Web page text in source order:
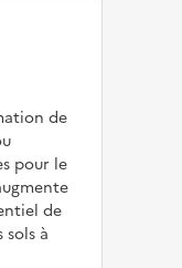
de
pour le
de
à